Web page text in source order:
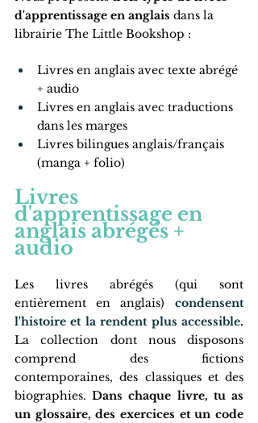
d'apprentissage en anglais dans la
librairie The Little Bookshop :
Livres en anglais avec texte abrégé
+ audio
Livres en anglais avec traductions
dans les marges
Livres bilingues anglais/français
(manga + folio)
Livres
d'apprentissage en
anglais abrégés +
audio
Les livres abrégés (qui sont
entièrement en anglais)
condensent
l'histoire et la rendent plus accessible.
La collection dont nous disposons
comprend des fictions
contemporaines, des classiques et des
biographies. Dans chaque livre, tu as
un glossaire, des exercices et un code